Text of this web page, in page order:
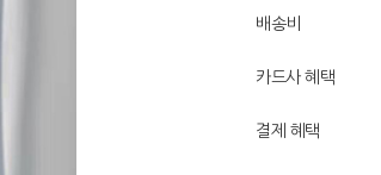
배송비
카드사 혜택
결제 혜택